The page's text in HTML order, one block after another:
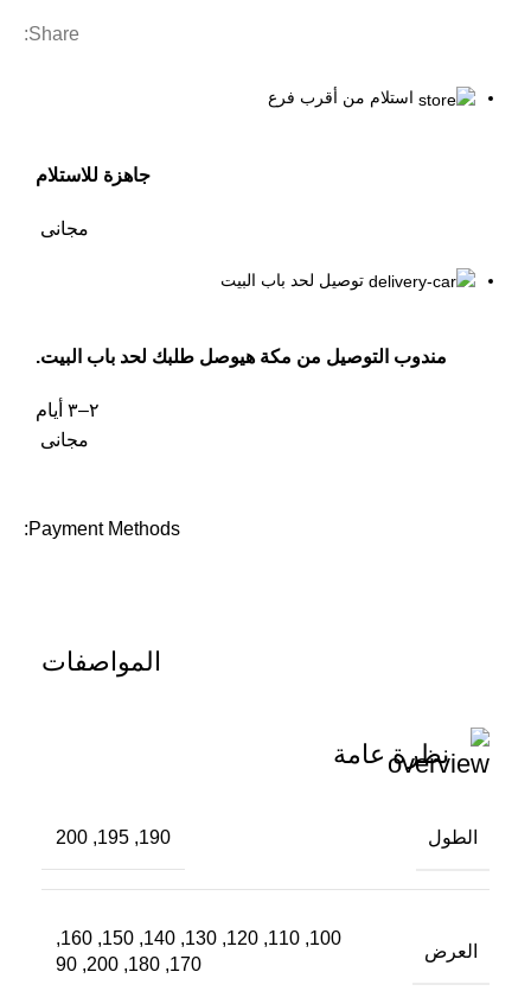
Share:
استلام من أقرب فرع
جاهزة للاستلام
مجانى
توصيل لحد باب البيت
مندوب التوصيل من مكة هيوصل طلبك لحد باب البيت.
٢–٣ أيام
مجانى
Payment Methods:
المواصفات
نظرة عامة
الطول 190, 195, 200
العرض
100, 110, 120, 130, 140, 150, 160,
170, 180, 200, 90